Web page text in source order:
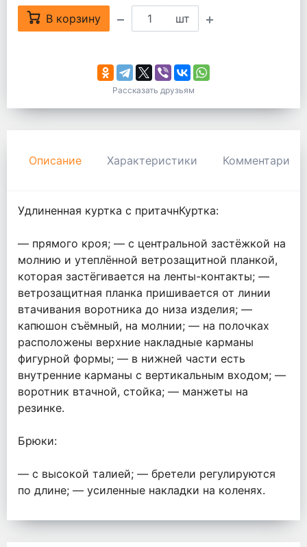
В корзину шт
Рассказать друзьям
Описание Характеристики Комментарии
Удлиненная куртка с притачнКуртка:
— прямого кроя; — с центральной застёжкой на
молнию и утеплённой ветрозащитной планкой,
которая застёгивается на ленты-контакты; —
ветрозащитная планка пришивается от линии
втачивания воротника до низа изделия; —
капюшон съёмный, на молнии; — на полочках
расположены верхние накладные карманы
фигурной формы; — в нижней части есть
внутренние карманы с вертикальным входом; —
воротник втачной, стойка; — манжеты на
резинке.
Брюки:
— с высокой талией; — бретели регулируются
по длине; — усиленные накладки на коленях.